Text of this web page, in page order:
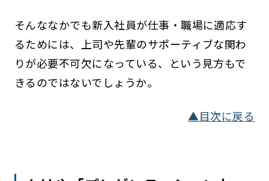
そんななかでも新入社員が仕事・職場に適応す
るためには、上司や先輩のサポーティブな関わ
りが必要不可欠になっている、という見方もで
きるのではないでしょうか。
▲目次に戻る